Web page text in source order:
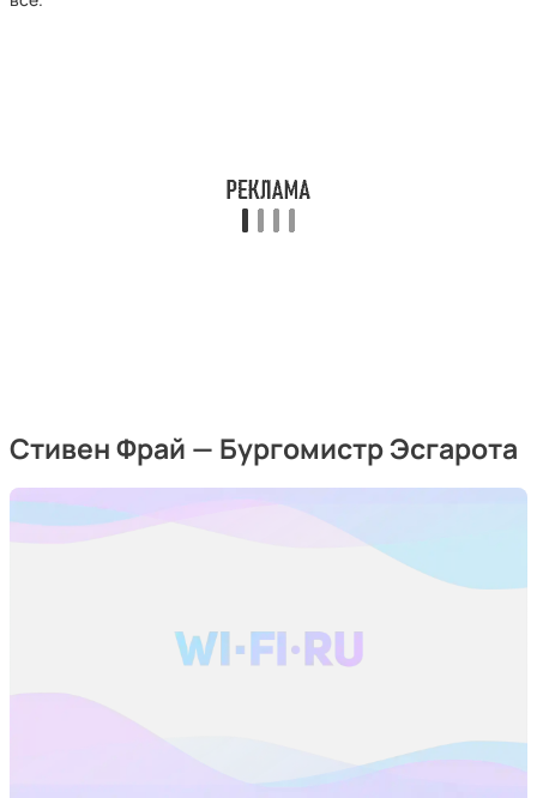
Стивен Фрай — Бургомистр Эсгарота